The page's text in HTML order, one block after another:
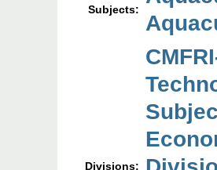
Subjects:
Divisions: